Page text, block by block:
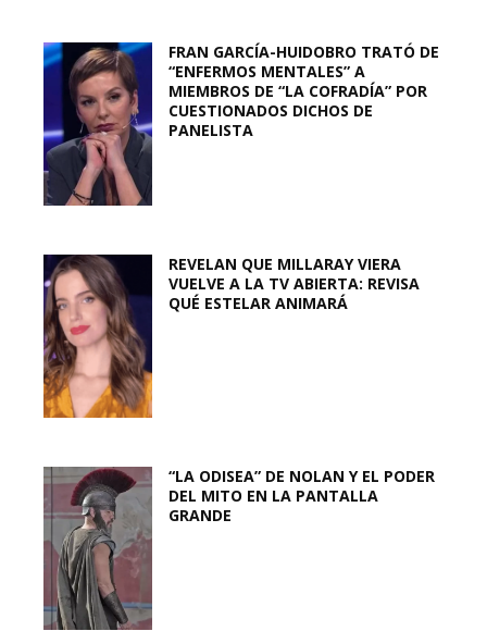
FRAN GARCÍA-HUIDOBRO TRATÓ DE
“ENFERMOS MENTALES” A
MIEMBROS DE “LA COFRADÍA” POR
CUESTIONADOS DICHOS DE
PANELISTA
REVELAN QUE MILLARAY VIERA
VUELVE A LA TV ABIERTA: REVISA
QUÉ ESTELAR ANIMARÁ
“LA ODISEA” DE NOLAN Y EL PODER
DEL MITO EN LA PANTALLA
GRANDE